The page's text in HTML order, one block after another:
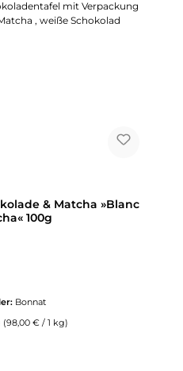
& Matcha »Blanc
100g
Bonnat
(98,00 € / 1 kg)